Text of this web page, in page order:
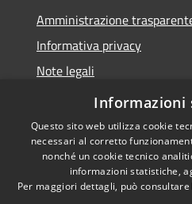
Amministrazione
Informativa privacy
Note legali
Dichiarazione di accessibilità
Accessibilità
Informazioni
Questo sito web utilizza cookie
necessari al corretto
nonché un cookie tecnico
informazioni statistiche,
Per maggiori dettagli, può